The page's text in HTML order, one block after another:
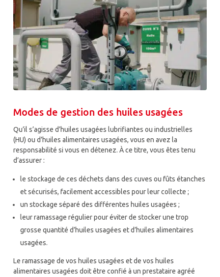
Modes de gestion des huiles usagées
Qu’il s’agisse d’huiles usagées lubrifiantes ou industrielles
(HU) ou d’huiles alimentaires usagées, vous en avez la
responsabilité si vous en détenez. À ce titre, vous êtes tenu
d’assurer :
le stockage de ces déchets dans des cuves ou fûts étanches
et sécurisés, facilement accessibles pour leur collecte ;
un stockage séparé des différentes huiles usagées ;
leur ramassage régulier pour éviter de stocker une trop
grosse quantité d’huiles usagées et d’huiles alimentaires
usagées.
Le ramassage de vos huiles usagées et de vos huiles
alimentaires usagées doit être confié à un prestataire agréé